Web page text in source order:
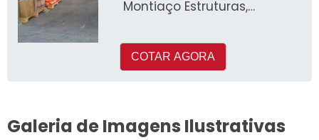
Montiaço Estruturas,
COTAR AGORA
Galeria de Imagens Ilustrativas